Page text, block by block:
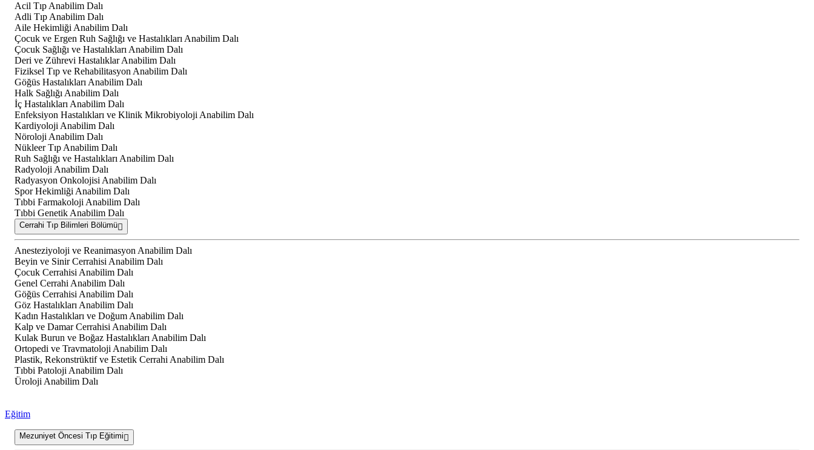
Acil Tıp Anabilim Dalı
Adli Tıp Anabilim Dalı
Aile Hekimliği Anabilim Dalı
Çocuk ve Ergen Ruh Sağlığı ve Hastalıkları Anabilim Dalı
Çocuk Sağlığı ve Hastalıkları Anabilim Dalı
Deri ve Zührevi Hastalıklar Anabilim Dalı
Fiziksel Tıp ve Rehabilitasyon Anabilim Dalı
Göğüs Hastalıkları Anabilim Dalı
Halk Sağlığı Anabilim Dalı
İç Hastalıkları Anabilim Dalı
Enfeksiyon Hastalıkları ve Klinik Mikrobiyoloji Anabilim Dalı
Kardiyoloji Anabilim Dalı
Nöroloji Anabilim Dalı
Nükleer Tıp Anabilim Dalı
Ruh Sağlığı ve Hastalıkları Anabilim Dalı
Radyoloji Anabilim Dalı
Radyasyon Onkolojisi Anabilim Dalı
Spor Hekimliği Anabilim Dalı
Tıbbi Farmakoloji Anabilim Dalı
Tıbbi Genetik Anabilim Dalı
Cerrahi Tıp Bilimleri Bölümü
Anesteziyoloji ve Reanimasyon Anabilim Dalı
Beyin ve Sinir Cerrahisi Anabilim Dalı
Çocuk Cerrahisi Anabilim Dalı
Genel Cerrahi Anabilim Dalı
Göğüs Cerrahisi Anabilim Dalı
Göz Hastalıkları Anabilim Dalı
Kadın Hastalıkları ve Doğum Anabilim Dalı
Kalp ve Damar Cerrahisi Anabilim Dalı
Kulak Burun ve Boğaz Hastalıkları Anabilim Dalı
Ortopedi ve Travmatoloji Anabilim Dalı
Plastik, Rekonstrüktif ve Estetik Cerrahi Anabilim Dalı
Tıbbi Patoloji Anabilim Dalı
Üroloji Anabilim Dalı
Eğitim
Mezuniyet Öncesi Tıp Eğitimi